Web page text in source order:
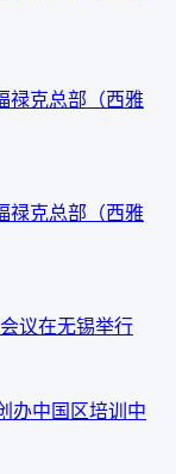
禄克总部（西雅
禄克总部（西雅
议在无锡举行
办中国区培训中